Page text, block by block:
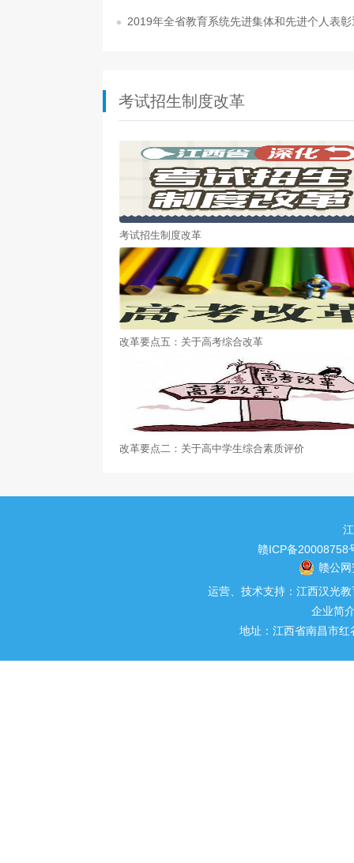
2019年全省教育系统先进集体和先进个人表彰
考试招生制度改革
考试招生制度改革
改革要点五：关于高考综合改革
改革要点二：关于高中学生综合素质评价
赣ICP备20008758
赣公
运营、技术支持：江西汉光
企业简
地址：江西省南昌市